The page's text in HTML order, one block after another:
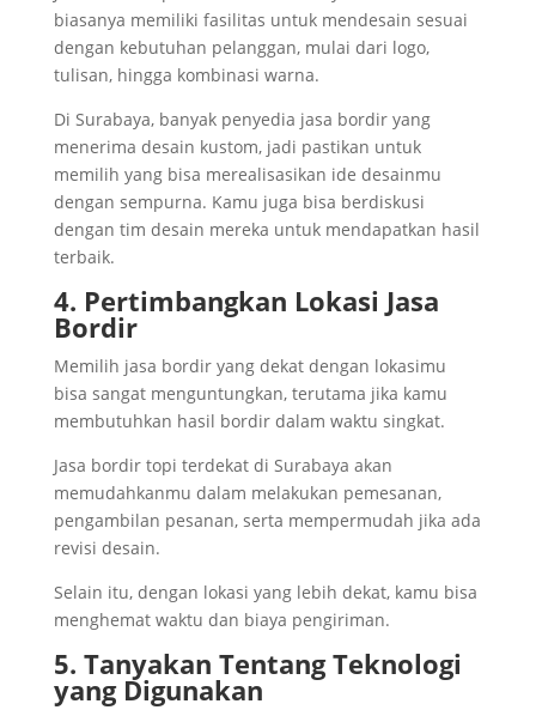
biasanya memiliki fasilitas untuk mendesain sesuai
dengan kebutuhan pelanggan, mulai dari logo,
tulisan, hingga kombinasi warna.
Di Surabaya, banyak penyedia jasa bordir yang
menerima desain kustom, jadi pastikan untuk
memilih yang bisa merealisasikan ide desainmu
dengan sempurna. Kamu juga bisa berdiskusi
dengan tim desain mereka untuk mendapatkan hasil
terbaik.
4. Pertimbangkan Lokasi Jasa
Bordir
Memilih jasa bordir yang dekat dengan lokasimu
bisa sangat menguntungkan, terutama jika kamu
membutuhkan hasil bordir dalam waktu singkat.
Jasa bordir topi terdekat di Surabaya akan
memudahkanmu dalam melakukan pemesanan,
pengambilan pesanan, serta mempermudah jika ada
revisi desain.
Selain itu, dengan lokasi yang lebih dekat, kamu bisa
menghemat waktu dan biaya pengiriman.
5. Tanyakan Tentang Teknologi
yang Digunakan